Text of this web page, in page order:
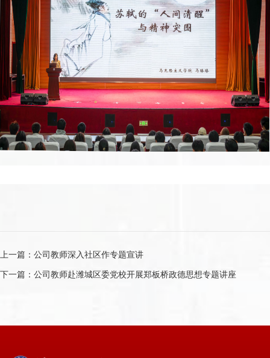
上一篇： 公司教师深入社区作专题宣讲
下一篇： 公司教师赴潍城区委党校开展郑板桥政德思想专题讲座